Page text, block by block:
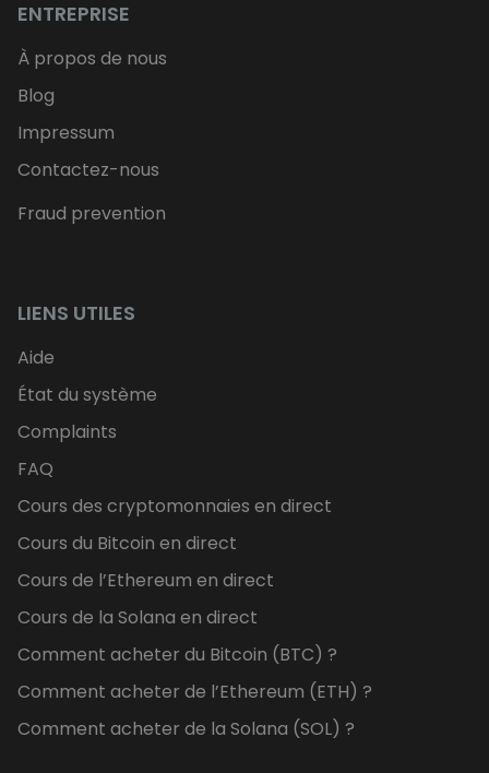
ENTREPRISE
À propos de nous
Blog
Impressum
Contactez-nous
Fraud prevention
LIENS UTILES
Aide
État du système
Complaints
FAQ
Cours des cryptomonnaies en direct
Cours du Bitcoin en direct
Cours de l’Ethereum en direct
Cours de la Solana en direct
Comment acheter du Bitcoin (BTC) ?
Comment acheter de l’Ethereum (ETH) ?
Comment acheter de la Solana (SOL) ?